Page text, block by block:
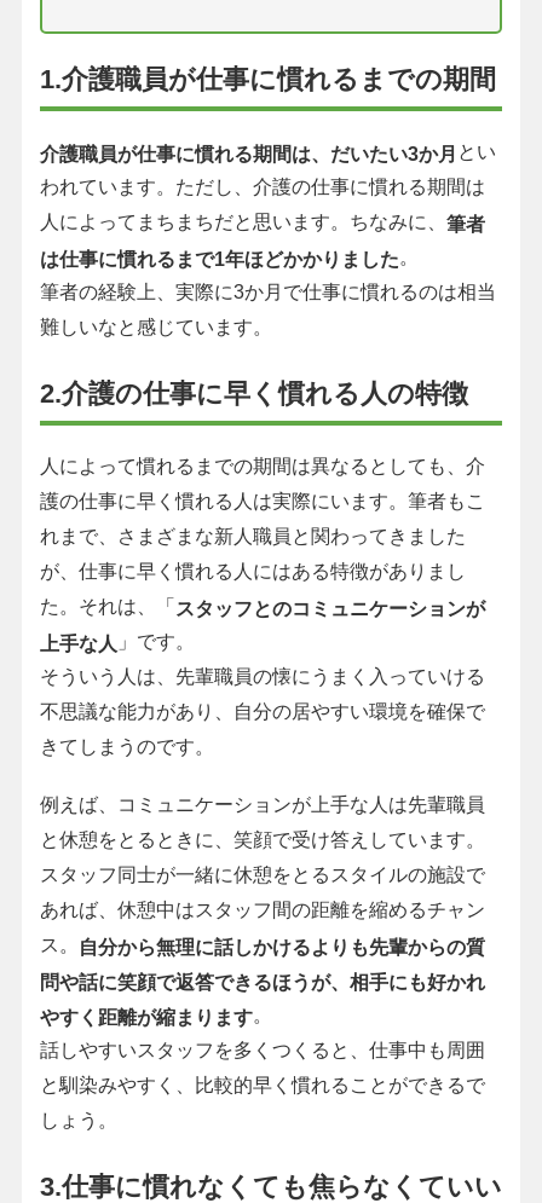
1.介護職員が仕事に慣れるまでの期間
介護職員が仕事に慣れる期間は、だいたい3か月 とい
われています。ただし、介護の仕事に慣れる期間は
人によってまちまちだと思います。ちなみに、 筆者
は仕事に慣れるまで1年ほどかかりました。
筆者の経験上、実際に3か月で仕事に慣れるのは相当
難しいなと感じています。
2.介護の仕事に早く慣れる人の特徴
人によって慣れるまでの期間は異なるとしても、介
護の仕事に早く慣れる人は実際にいます。筆者もこ
れまで、さまざまな新人職員と関わってきました
が、仕事に早く慣れる人にはある特徴がありまし
た。それは、「スタッフとのコミュニケーションが
上手な人 」です。
そういう人は、先輩職員の懐にうまく入っていける
不思議な能力があり、自分の居やすい環境を確保で
きてしまうのです。
例えば、コミュニケーションが上手な人は先輩職員
と休憩をとるときに、笑顔で受け答えしています。
スタッフ同士が一緒に休憩をとるスタイルの施設で
あれば、休憩中はスタッフ間の距離を縮めるチャン
ス。
自分から無理に話しかけるよりも先輩からの質
問や話に笑顔で返答できるほうが、相手にも好かれ
やすく距離が縮まります。
話しやすいスタッフを多くつくると、仕事中も周囲
と馴染みやすく、比較的早く慣れることができるで
しょう。
3.仕事に慣れなくても焦らなくていい